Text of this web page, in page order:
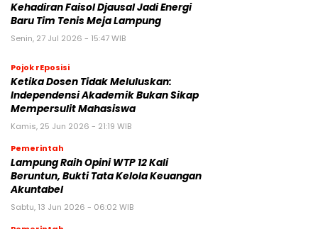
Kehadiran Faisol Djausal Jadi Energi
Baru Tim Tenis Meja Lampung
Senin, 27 Jul 2026 - 15:47 WIB
Pojok rEposisi
Ketika Dosen Tidak Meluluskan:
Independensi Akademik Bukan Sikap
Mempersulit Mahasiswa
Kamis, 25 Jun 2026 - 21:19 WIB
Pemerintah
Lampung Raih Opini WTP 12 Kali
Beruntun, Bukti Tata Kelola Keuangan
Akuntabel
Sabtu, 13 Jun 2026 - 06:02 WIB